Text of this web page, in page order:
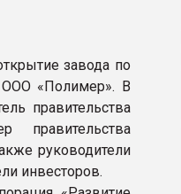
завода по
ООО «Полимер». В
правительства
руководители
инвесторов.